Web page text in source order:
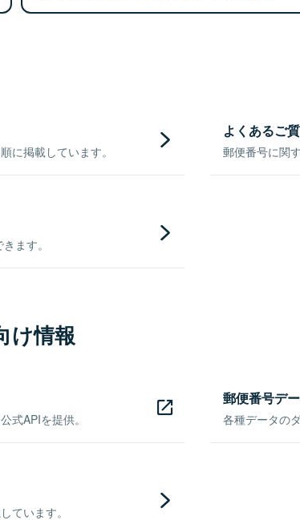
に掲載しています。
よくあるご
郵便番号に関
ます。
け情報
式APIを提供。
郵便番号デ
各種データの
ています。